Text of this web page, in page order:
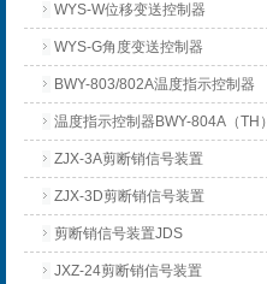
WYS-W位移变送控制器
WYS-G角度变送控制器
BWY-803/802A温度指示控制器
温度指示控制器BWY-804A（TH）
ZJX-3A剪断销信号装置
ZJX-3D剪断销信号装置
剪断销信号装置JDS
JXZ-24剪断销信号装置